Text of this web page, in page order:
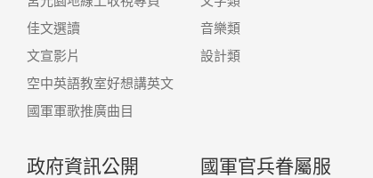
佳文選讀
文宣影片
空中英語教室好想講英文
國軍軍歌推廣曲目
音樂類
設計類
政府資訊公開
國軍官兵眷屬服